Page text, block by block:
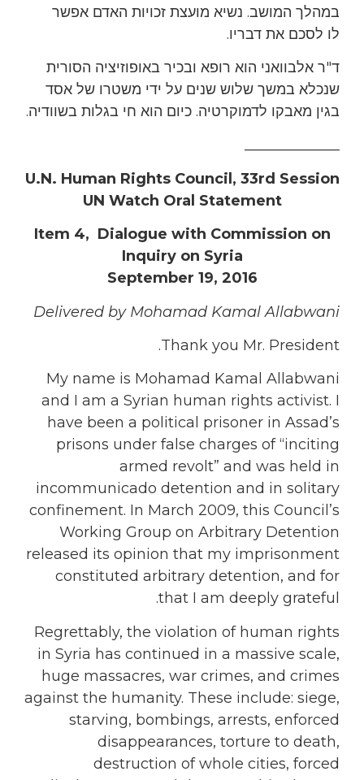
במהלך המושב. נשיא מועצת זכויות האדם אפשר
לו לסכם את דבריו.
ד"ר אלבוואני הוא רופא ובכיר באופוזיציה הסורית
שנכלא במשך שלוש שנים על ידי משטרו של אסד
בגין מאבקו לדמוקרטיה. כיום הוא חי בגלות בשוודיה.
_____________
U.N. Human Rights Council, 33rd Session
UN Watch Oral Statement
Item 4, Dialogue with Commission on
Inquiry on Syria
September 19, 2016
Delivered by Mohamad Kamal Allabwani
Thank you Mr. President.
My name is Mohamad Kamal Allabwani
and I am a Syrian human rights activist. I
have been a political prisoner in Assad’s
prisons under false charges of “inciting
armed revolt” and was held in
incommunicado detention and in solitary
confinement. In March 2009, this Council’s
Working Group on Arbitrary Detention
released its opinion that my imprisonment
constituted arbitrary detention, and for
that I am deeply grateful.
Regrettably, the violation of human rights
in Syria has continued in a massive scale,
huge massacres, war crimes, and crimes
against the humanity. These include: siege,
starving, bombings, arrests, enforced
disappearances, torture to death,
destruction of whole cities, forced